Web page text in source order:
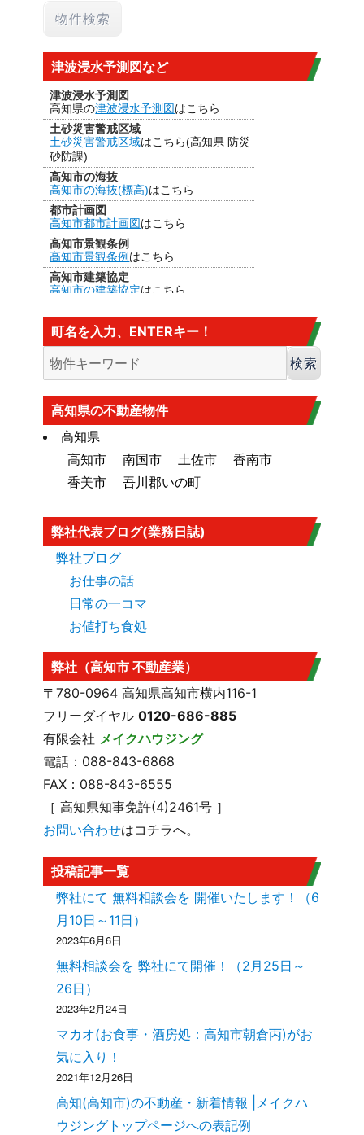
津波浸水予測図など
津波浸水予測図
高知県の津波浸水予測図はこちら
土砂災害警戒区域
土砂災害警戒区域はこちら(高知県 防災
砂防課)
高知市の海抜
高知市の海抜(標高)はこちら
都市計画図
高知市都市計画図はこちら
高知市景観条例
高知市景観条例 はこちら
高知市建築協定
高知市の建築協定はこちら
高知市の建法22条区域
はこちら・・・
カヤ葺き、ログハウスはダメ
香南市の海抜
香南市の海抜（標高）
高知市大規模盛土造成地マップ
ら
町名を入力、ENTERキー！
高知県の不動産物件
高知県
高知市
南国市 土佐市
香南市
香美市
吾川郡いの町
弊社代表ブログ(業務日誌)
弊社ブログ
お仕事の話
日常の一コマ
お値打ち食処
弊社（高知市 不動産業）
〒780-0964 高知県高知市横内116-1
フリーダイヤル0120-686-885
有限会社 メイクハウジング
電話：088-843-6868
FAX：088-843-6555
［ 高知県知事免許(4)2461号 ］
お問い合わせはコチラへ。
投稿記事一覧
弊社にて 無料相談会を 開催いたします！（6
月10日～11日）
2023年6月6日
無料相談会を 弊社にて開催！（2月25日～
26日）
2023年2月24日
マカオ(お食事・酒房処：高知市朝倉丙)がお
気に入り！
2021年12月26日
高知(高知市)の不動産・新着情報 |メイクハ
ウジングトップページへの表記例